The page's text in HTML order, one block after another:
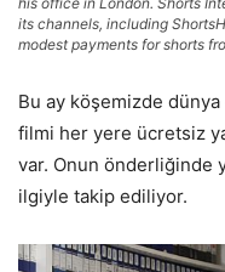
its channels, including
modest payments for shorts
Bu ay köşemizde dünya
filmi her yere ücretsiz
var. Onun önderliğinde
ilgiyle takip ediliyor.